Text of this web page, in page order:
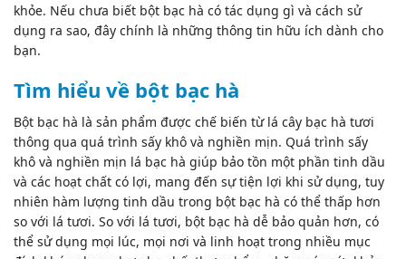
khỏe. Nếu chưa biết bột bạc hà có tác dụng gì và cách sử
dụng ra sao, đây chính là những thông tin hữu ích dành cho
bạn.
Tìm hiểu về bột bạc hà
Bột bạc hà là sản phẩm được chế biến từ lá cây bạc hà tươi
thông qua quá trình sấy khô và nghiền mịn. Quá trình sấy
khô và nghiền mịn lá bạc hà giúp bảo tồn một phần tinh dầu
và các hoạt chất có lợi, mang đến sự tiện lợi khi sử dụng, tuy
nhiên hàm lượng tinh dầu trong bột bạc hà có thể thấp hơn
so với lá tươi. So với lá tươi, bột bạc hà dễ bảo quản hơn, có
thể sử dụng mọi lúc, mọi nơi và linh hoạt trong nhiều mục